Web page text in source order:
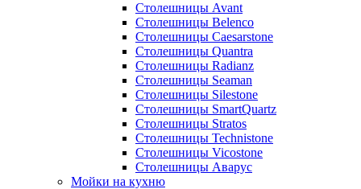
Столешницы Avant
Столешницы Belenco
Столешницы Caesarstone
Столешницы Quantra
Столешницы Radianz
Столешницы Seaman
Столешницы Silestone
Столешницы SmartQuartz
Столешницы Stratos
Столешницы Technistone
Столешницы Vicostone
Столешницы Аварус
Мойки на кухню